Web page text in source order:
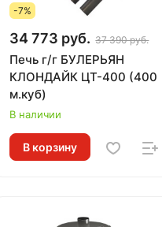
-7%
34 773 руб. 37 390 руб.
Печь г/г БУЛЕРЬЯН
КЛОНДАЙК ЦТ-400 (400
м.куб)
В наличии
В корзину